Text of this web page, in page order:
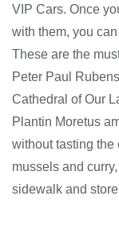
VIP Cars. Once
with them, you
These are the
Peter Paul
Cathedral of Our
Plantin Moretus
without tasting the
mussels and
sidewalk and